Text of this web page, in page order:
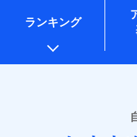
コンサルティングサービ
アンケートやキャンペー
上記に係る案内・手続
* 当社が委託を受けてい
ームページに掲載してお
あいおいニッセイ同
(https://
ランキング